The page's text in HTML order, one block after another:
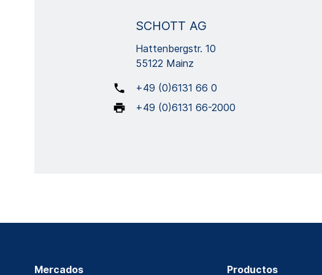
SCHOTT AG
Hattenbergstr. 10
55122 Mainz
+49 (0)6131 66 0
+49 (0)6131 66-2000
Mercados Productos